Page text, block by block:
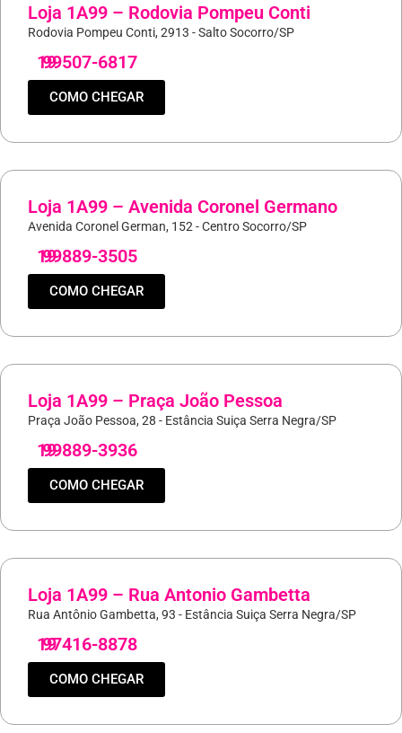
Loja 1A99 – Rodovia Pompeu Conti
Rodovia Pompeu Conti, 2913 - Salto Socorro/SP
19
99507-6817
COMO CHEGAR
Loja 1A99 – Avenida Coronel Germano
Avenida Coronel German, 152 - Centro Socorro/SP
19
99889-3505
COMO CHEGAR
Loja 1A99 – Praça João Pessoa
Praça João Pessoa, 28 - Estância Suiça Serra Negra/SP
19
99889-3936
COMO CHEGAR
Loja 1A99 – Rua Antonio Gambetta
Rua Antônio Gambetta, 93 - Estância Suiça Serra Negra/SP
19
97416-8878
COMO CHEGAR